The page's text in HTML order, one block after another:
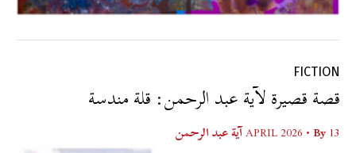
FICTION
قصة قصيرة لآية عبد الرحمن: قلة مندسة
13 APRIL 2026
• By آية عبد الرحمن